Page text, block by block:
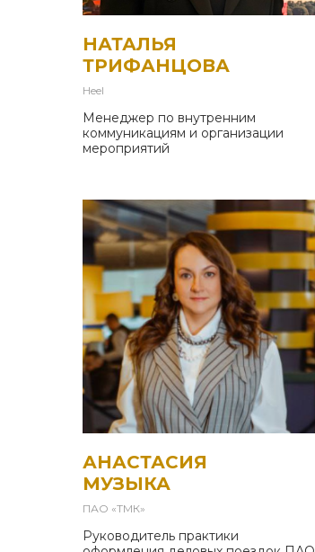
НАТАЛЬЯ
ТРИФАНЦОВА
Heel
Менеджер по внутренним
коммуникациям и организации
мероприятий
АНАСТАСИЯ
МУЗЫКА
ПАО «ТМК»
Руководитель практики